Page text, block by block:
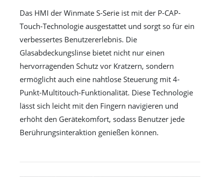
Das HMI der Winmate S-Serie ist mit der P-CAP-
Touch-Technologie ausgestattet und sorgt so für ein
verbessertes Benutzererlebnis. Die
Glasabdeckungslinse bietet nicht nur einen
hervorragenden Schutz vor Kratzern, sondern
ermöglicht auch eine nahtlose Steuerung mit 4-
Punkt-Multitouch-Funktionalität. Diese Technologie
lässt sich leicht mit den Fingern navigieren und
erhöht den Gerätekomfort, sodass Benutzer jede
Berührungsinteraktion genießen können.